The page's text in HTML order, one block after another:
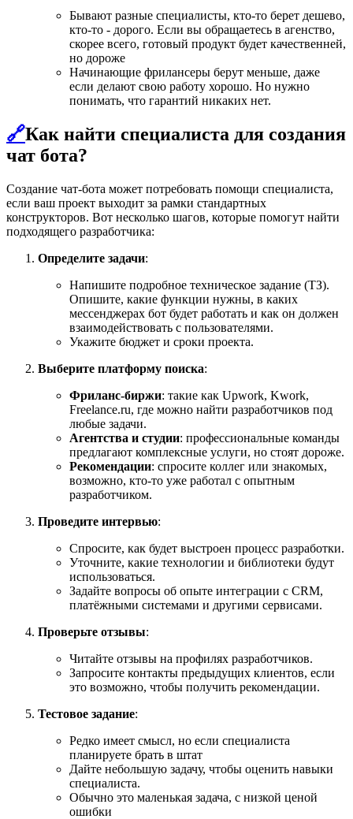
Бывают разные специалисты, кто-то берет дешево,
кто-то - дорого. Если вы обращаетесь в агенство,
скорее всего, готовый продукт будет качественней,
но дороже
Начинающие фрилансеры берут меньше, даже
если делают свою работу хорошо. Но нужно
понимать, что гарантий никаких нет.
🔗Как найти специалиста для создания
чат бота?
Создание чат-бота может потребовать помощи специалиста,
если ваш проект выходит за рамки стандартных
конструкторов. Вот несколько шагов, которые помогут найти
подходящего разработчика:
Определите задачи:
Напишите подробное техническое задание (ТЗ).
Опишите, какие функции нужны, в каких
мессенджерах бот будет работать и как он должен
взаимодействовать с пользователями.
Укажите бюджет и сроки проекта.
Выберите платформу поиска:
Фриланс-биржи: такие как Upwork, Kwork,
Freelance.ru, где можно найти разработчиков под
любые задачи.
Агентства и студии: профессиональные команды
предлагают комплексные услуги, но стоят дороже.
Рекомендации: спросите коллег или знакомых,
возможно, кто-то уже работал с опытным
разработчиком.
Проведите интервью:
Спросите, как будет выстроен процесс разработки.
Уточните, какие технологии и библиотеки будут
использоваться.
Задайте вопросы об опыте интеграции с CRM,
платёжными системами и другими сервисами.
Проверьте отзывы:
Читайте отзывы на профилях разработчиков.
Запросите контакты предыдущих клиентов, если
это возможно, чтобы получить рекомендации.
Тестовое задание:
Редко имеет смысл, но если специалиста
планируете брать в штат
Дайте небольшую задачу, чтобы оценить навыки
специалиста.
Обычно это маленькая задача, с низкой ценой
ошибки